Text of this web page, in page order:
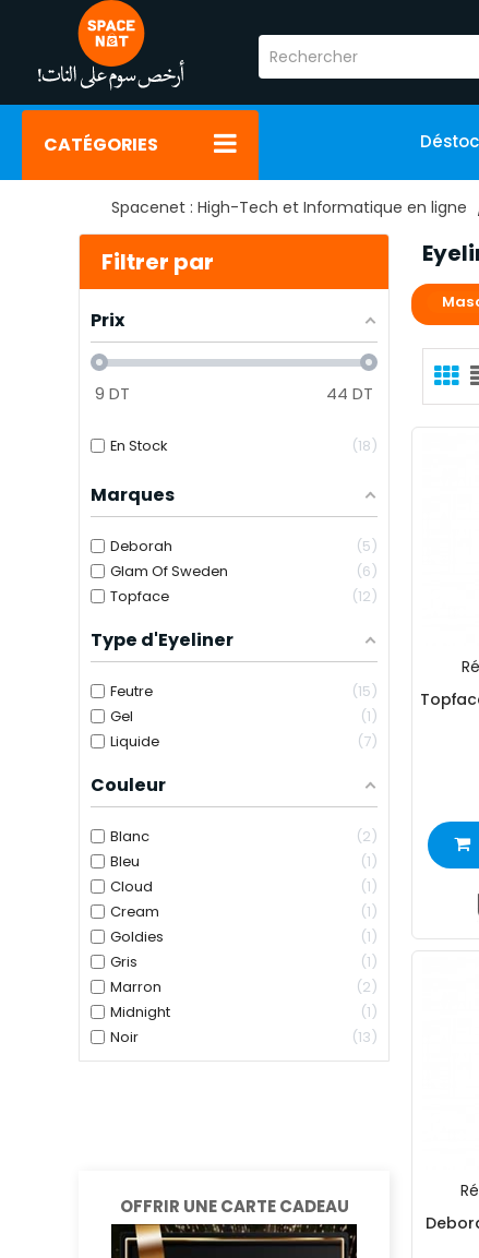
CATÉGORIES
Spacenet : High-Tech et Informatique en ligne
Filtrer par
Prix
9 DT 44 DT
En Stock 18
Marques
Deborah
5
Glam Of Sweden
6
Topface
12
Type d'Eyeliner
Feutre
15
Gel
1
Liquide
7
Couleur
Blanc
2
Bleu
1
Cloud
1
Cream
1
Goldies
1
Gris
1
Marron
2
Midnight
1
Noir
13
OFFRIR UNE CARTE CADEAU